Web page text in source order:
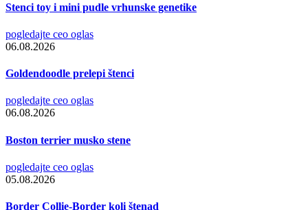
Stenci toy i mini pudle vrhunske genetike
pogledajte ceo oglas
06.08.2026
Goldendoodle prelepi štenci
pogledajte ceo oglas
06.08.2026
Boston terrier musko stene
pogledajte ceo oglas
05.08.2026
Border Collie-Border koli štenad